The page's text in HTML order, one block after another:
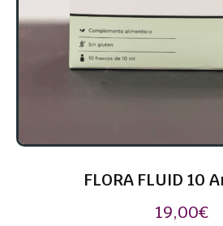
FLORA FLUID 10
19,00€